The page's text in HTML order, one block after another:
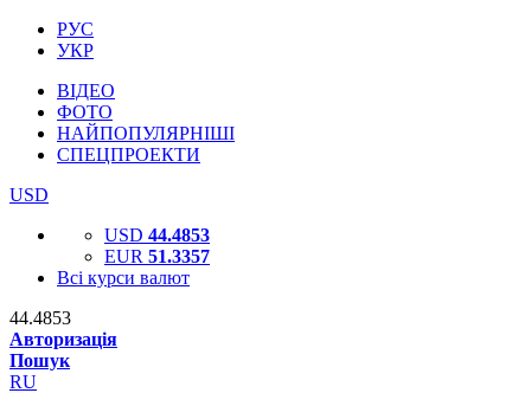
РУС
УКР
ВІДЕО
ФОТО
НАЙПОПУЛЯРНІШІ
СПЕЦПРОЕКТИ
USD
USD 44.4853
EUR 51.3357
Всі курси валют
44.4853
Авторизація
Пошук
RU